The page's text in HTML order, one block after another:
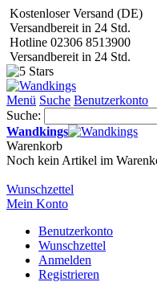
Kostenloser Versand (DE)
Versandbereit in 24 Std.
Hotline 02306 8513900
Versandbereit in 24 Std.
Menü Suche Benutzerkonto
Suche:
Wandkings
Warenkorb
Noch kein Artikel im
Wunschzettel
Mein Konto
Benutzerkonto
Wunschzettel
Anmelden
Registrieren